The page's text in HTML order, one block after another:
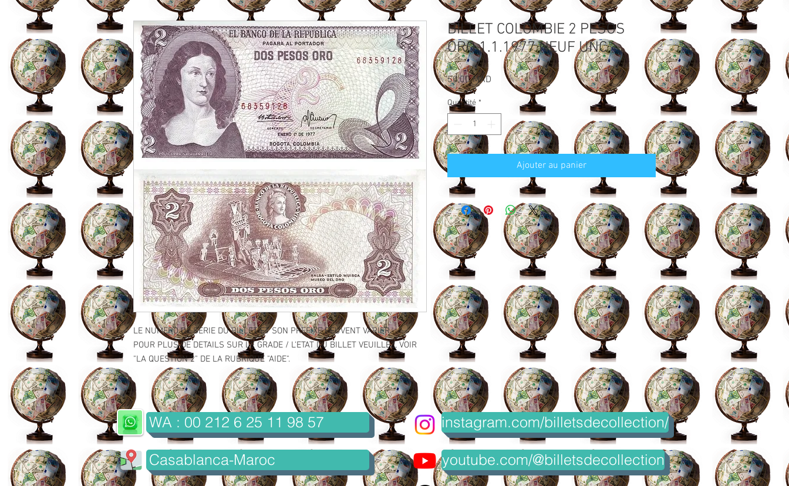
LE NUMERO DE SERIE DU BILLET ET SON PREFIXE PEUVENT VARIER.
POUR PLUS DE DETAILS SUR LE GRADE / L'ETAT DU BILLET VEUILLEZ, VOIR
"LA QUESTION 2" DE LA RUBRIQUE "AIDE".
BILLET COLOMBIE 2 PESOS
ORO 1.1.1977 NEUF UNC
50,00 MAD Prix
Quantité *
Ajouter au panier
WA : 00 212 6 25 11 98 57
Casablanca-Maroc
instagram.com/billetsdecollection/
youtube.com/@billetsdecollection